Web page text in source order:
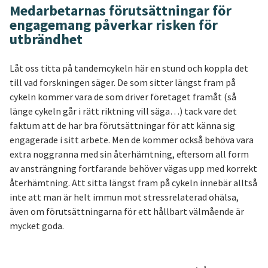
Medarbetarnas förutsättningar för
engagemang påverkar risken för
utbrändhet
Låt oss titta på tandemcykeln här en stund och koppla det
till vad forskningen säger. De som sitter längst fram på
cykeln kommer vara de som driver företaget framåt (så
länge cykeln går i rätt riktning vill säga…) tack vare det
faktum att de har bra förutsättningar för att känna sig
engagerade i sitt arbete. Men de kommer också behöva vara
extra noggranna med sin återhämtning, eftersom all form
av ansträngning fortfarande behöver vägas upp med korrekt
återhämtning. Att sitta längst fram på cykeln innebär alltså
inte att man är helt immun mot stressrelaterad ohälsa,
även om förutsättningarna för ett hållbart välmående är
mycket goda.